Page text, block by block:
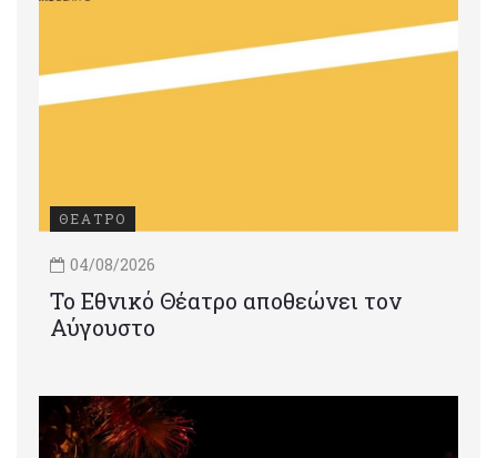
ΘΕΑΤΡΟ
04/08/2026
Το Εθνικό Θέατρο αποθεώνει τον
Αύγουστο